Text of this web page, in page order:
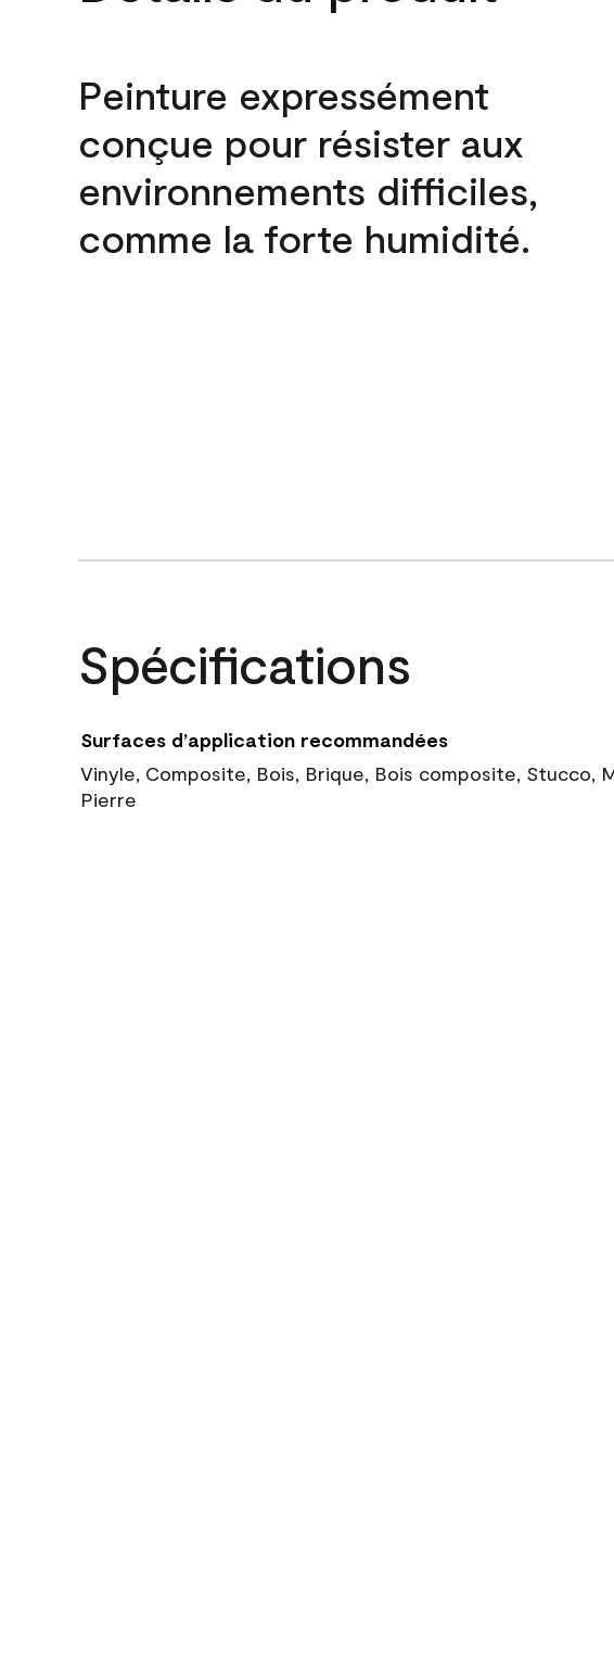
Peinture expressément
conçue pour résister aux
environnements difficiles,
comme la forte humidité.
Spécifications
Surfaces d’application recommandées
Vinyle, Composite, Bois, Brique, Bois composite, Stucco,
Pierre